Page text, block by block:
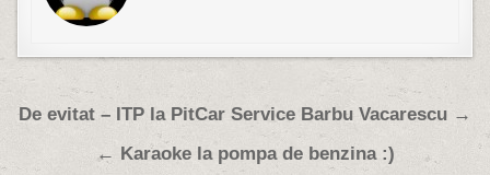
Post navigation
De evitat – ITP la PitCar Service Barbu Vacarescu →
← Karaoke la pompa de benzina :)